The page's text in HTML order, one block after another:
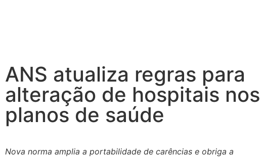
ANS atualiza regras para
alteração de hospitais nos
planos de saúde
Nova norma amplia a portabilidade de carências e obriga a